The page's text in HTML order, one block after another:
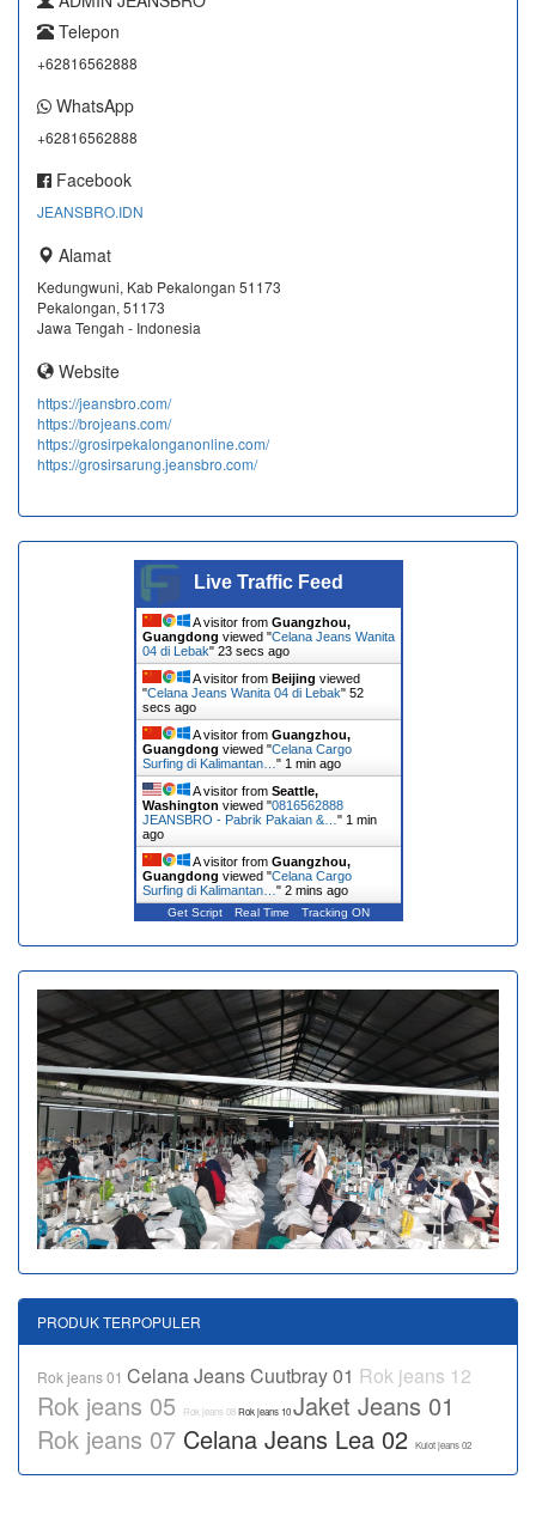
Telepon
+62816562888
WhatsApp
+62816562888
Facebook
JEANSBRO.IDN
Alamat
Kedungwuni, Kab Pekalongan 51173
Pekalongan, 51173
Jawa Tengah - Indonesia
Website
https://jeansbro.com/
https://brojeans.com/
https://grosirpekalonganonline.com/
https://grosirsarung.jeansbro.com/
Live Traffic Feed
A visitor from Guangzhou,
Guangdong viewed "Celana Jeans Wanita
04 di Lebak" 24 secs ago
A visitor from Beijing viewed
"Celana Jeans Wanita 04 di Lebak" 53
secs ago
A visitor from Guangzhou,
Guangdong viewed "Celana Cargo
Surfing di Kalimantan… " 1 min ago
A visitor from Seattle,
Washington viewed "0816562888
JEANSBRO - Pabrik Pakaian &… " 1 min
ago
A visitor from Guangzhou,
Guangdong viewed "Celana Cargo
Surfing di Kalimantan… " 2 mins ago
Get Script Real Time Tracking ON
PRODUK TERPOPULER
Rok jeans 01 Celana Jeans Cuutbray 01 Rok jeans 12
Rok jeans 05 Rok jeans 08Rok jeans 10Jaket Jeans 01
Rok jeans 07 Celana Jeans Lea 02 Kulot jeans 02